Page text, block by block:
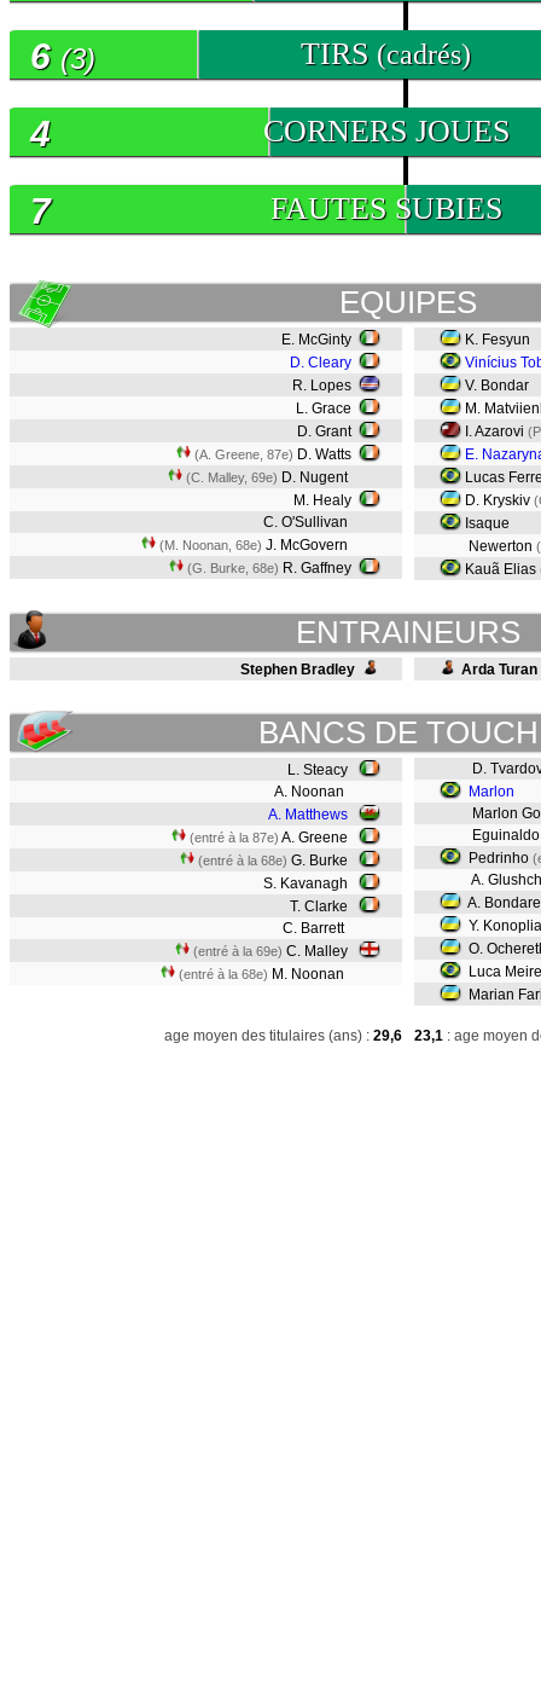
TIRS (cadrés)
6 (3)
CORNERS JOUES
4
FAUTES SUBIES
7
EQUIPES
E. McGinty
D. Cleary
R. Lopes
L. Grace
D. Grant
(A. Greene, 87e) D. Watts
(C. Malley, 69e) D. Nugent
M. Healy
C. O'Sullivan
(M. Noonan, 68e) J. McGovern
(G. Burke, 68e) R. Gaffney
K. Fesyun
Vinícius
V. Bondar
M.
I. Azarovi
E.
Lucas
D. Kryskiv
Isaque
Newerton
Kauã Elias
ENTRAINEURS
Stephen Bradley Arda Turan
BANCS DE
L. Steacy
A. Noonan
A. Matthews
(entré à la 87e) A. Greene
(entré à la 68e) G. Burke
S. Kavanagh
T. Clarke
C. Barrett
(entré à la 69e) C. Malley
(entré à la 68e) M. Noonan
D.
Marlon
Marlon
Eguinaldo
Pedrinho
A.
A.
Y.
O.
Luca
Marian
age moyen des titulaires (ans) : 29,6 23,1 : age moyen